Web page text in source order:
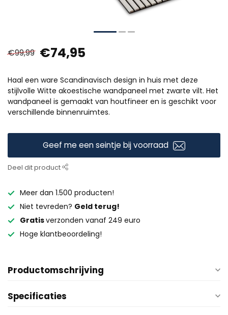
€99,99 €74,95
Haal een ware Scandinavisch design in huis met deze
stijlvolle Witte akoestische wandpaneel met zwarte vilt. Het
wandpaneel is gemaakt van houtfineer en is geschikt voor
verschillende binnenruimtes.
Geef me een seintje bij voorraad
Deel dit product
Meer dan 1.500 producten!
Niet tevreden? Geld terug!
Gratisverzonden vanaf 249 euro
Hoge klantbeoordeling!
Productomschrijving
Specificaties